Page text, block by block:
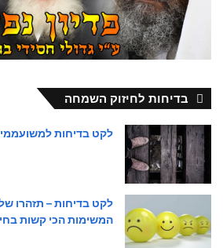
בדיחות לחיזוק השמחה
לקט בדיחות
לקט בדיחות – תזהרו
המשימות הכי קשות